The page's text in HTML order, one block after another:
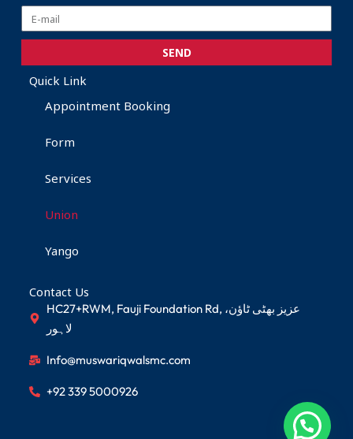
SEND
Quick Link
Appointment Booking
Form
Services
Union
Yango
Contact Us
HC27+RWM, Fauji Foundation Rd, عزیز بھٹی ٹاؤن،
لاہور
Info@muswariqwalsmc.com
+92 339 5000926